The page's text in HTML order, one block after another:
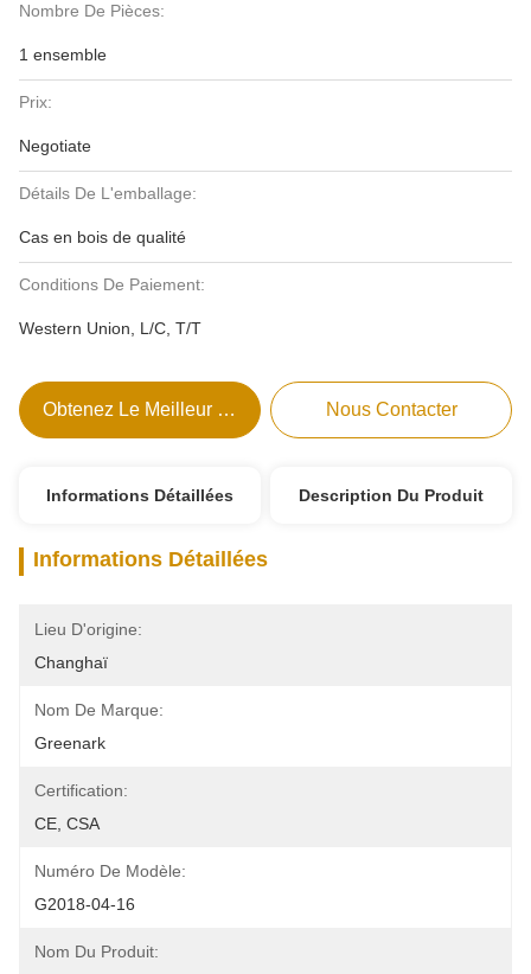
Nombre De Pièces:
1 ensemble
Prix:
Negotiate
Détails De L'emballage:
Cas en bois de qualité
Conditions De Paiement:
Western Union, L/C, T/T
Obtenez Le Meilleur Prix Nous Contacter
Informations Détaillées Description Du Produit
Informations Détaillées
Lieu D'origine:
Changhaï
Nom De Marque:
Greenark
Certification:
CE, CSA
Numéro De Modèle:
G2018-04-16
Nom Du Produit: